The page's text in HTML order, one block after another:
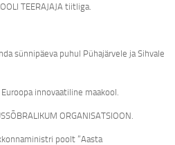
TEERAJAJA tiitliga.
sünnipäeva puhul Pühajärvele ja Sihvale
innovaatiline maakool.
ORGANISATSIOON.
poolt “Aasta